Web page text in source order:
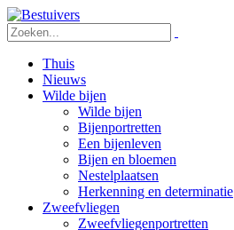
Thuis
Nieuws
Wilde bijen
Wilde bijen
Bijenportretten
Een bijenleven
Bijen en bloemen
Nestelplaatsen
Herkenning en determinatie
Zweefvliegen
Zweefvliegenportretten